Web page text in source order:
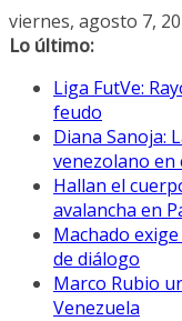
Saltar
al
viernes, agosto 7,
Lo último:
Liga FutVe:
feudo
Diana Sanoja:
venezolano
Hallan el
avalancha en
Machado
de diálogo
Marco Rubio
Venezuela